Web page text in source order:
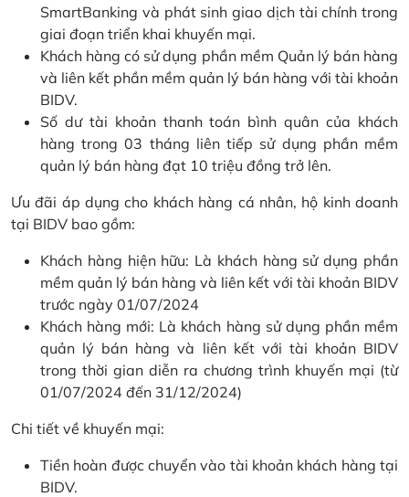
SmartBanking và phát sinh giao dịch tài chính trong
giai đoạn triển khai khuyến mại.
Khách hàng có sử dụng phần mềm Quản lý bán hàng
và liên kết phần mềm quản lý bán hàng với tài khoản
BIDV.
Số dư tài khoản thanh toán bình quân của khách
hàng trong 03 tháng liên tiếp sử dụng phần mềm
quản lý bán hàng đạt 10 triệu đồng trở lên.
Ưu đãi áp dụng cho khách hàng cá nhân, hộ kinh doanh
tại BIDV bao gồm:
Khách hàng hiện hữu: Là khách hàng sử dụng phần
mềm quản lý bán hàng và liên kết với tài khoản BIDV
trước ngày 01/07/2024
Khách hàng mới: Là khách hàng sử dụng phần mềm
quản lý bán hàng và liên kết với tài khoản BIDV
trong thời gian diễn ra chương trình khuyến mại (từ
01/07/2024 đến 31/12/2024)
Chi tiết về khuyến mại:
Tiền hoàn được chuyển vào tài khoản khách hàng tại
BIDV.